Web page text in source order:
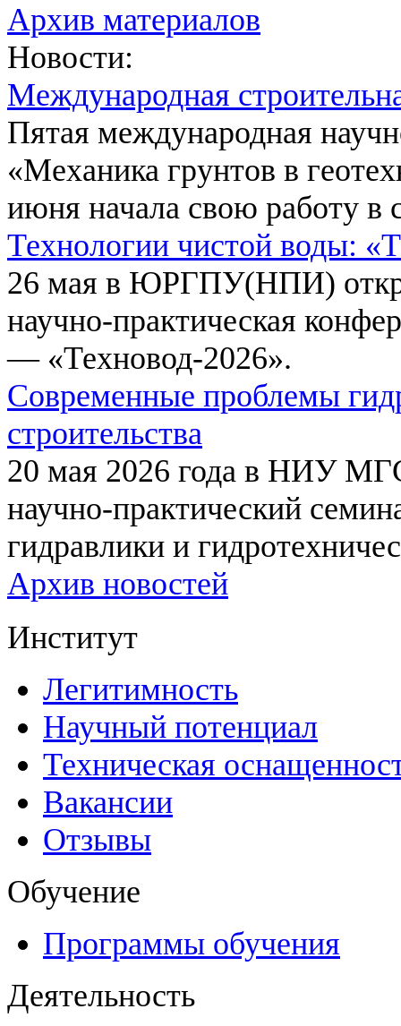
Архив материалов
Новости:
Международная
Пятая международная
«Механика грунтов в
июня начала свою работу в
Технологии чистой воды:
26 мая в ЮРГПУ(НПИ)
научно-практическая
— «Техновод-2026».
Современные проблемы
строительства
20 мая 2026 года в НИУ
научно-практический
гидравлики и
Архив новостей
Институт
Легитимность
Научный потенциал
Техническая
Вакансии
Отзывы
Обучение
Программы обучения
Деятельность